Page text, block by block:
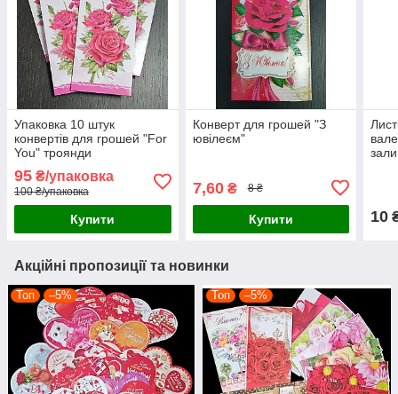
Упаковка 10 штук
конвертів для грошей "For
You" троянди
95 ₴/упаковка
100 ₴/упаковка
Купити
Конверт для грошей "З
ювілеєм"
7,60₴ 8 ₴
Купити 10
Акційні пропозиції та новинки
Топ –5% Топ –5%